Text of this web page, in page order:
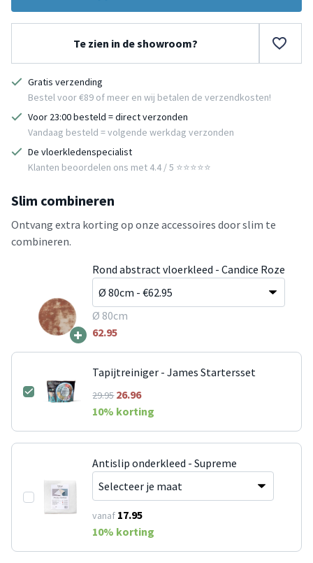
Te zien in de showroom?
Gratis verzending
Bestel voor €89 of meer en wij betalen de verzendkosten!
Voor 23:00 besteld = direct verzonden
Vandaag besteld = volgende werkdag verzonden
De vloerkledenspecialist
Klanten beoordelen ons met 4.4 / 5 ⭐⭐⭐⭐⭐
Slim combineren
Ontvang extra korting op onze accessoires door slim te
combineren.
+
Rond abstract vloerkleed - Candice Roze
Ø 80cm
62.95
Tapijtreiniger - James Startersset
29.9526.96
10% korting
Antislip onderkleed - Supreme
vanaf 17.95
10% korting